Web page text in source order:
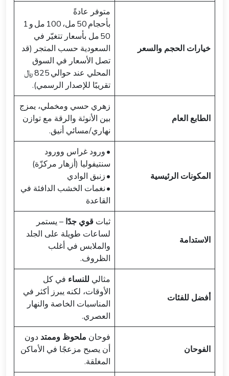
خيارات الحجم والسعر
متوفر عادةً
بأحجام 50 مل، 100 مل و 1
50 مل بأسعار تتغيّر في
السعودية حسب المتجر (قد
تصل الأسعار في السوق
المحلي عند حوالي 825 ﷼
تقريبًا للإصدار الرسمي).
الطابع العام
زهري حسي ومخملي، يمزج
بين الأنوثة والرقة مع توازن
نهاري/مسائي أنيق.
المكونات الرئيسية
• ورود غراس وورود
سنتيفوليا (أزهار مركزّة)
• زنبق الوادي
• نغمات الخشب الدافئة في
القاعدة
الاستدامة
ثبات قوي جدًا – يستمر
لساعات طويلة على الجلد
والملابس في أغلب
الظروف.
أفضل للفئات
مثالي للنساء في كل
الأوقات، لكنه يبرز أكثر في
المناسبات الخاصة والنهار
العصري.
الفوحان
فوحان ملحوظ وممتد دون
أن يصبح مزعجًا في الأماكن
المغلقة.